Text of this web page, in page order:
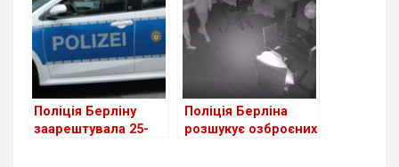
Поліція Берліну
заарештувала 25-
Поліція Берліна
розшукує озброєних